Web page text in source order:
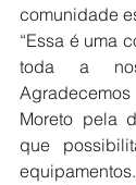
comunidade
“Essa é uma
toda a
Moreto pela
que